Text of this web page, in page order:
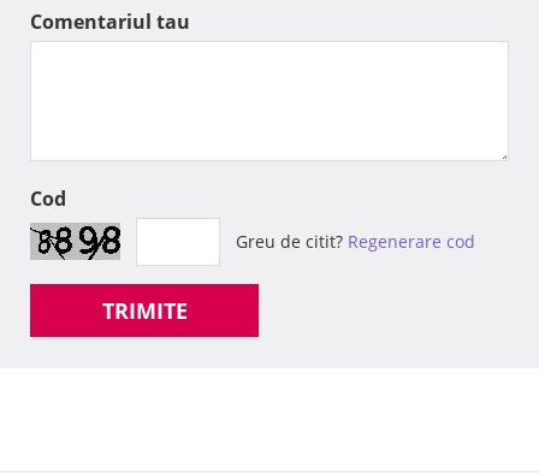
Comentariul tau
Cod
Greu de citit? Regenerare cod
TRIMITE